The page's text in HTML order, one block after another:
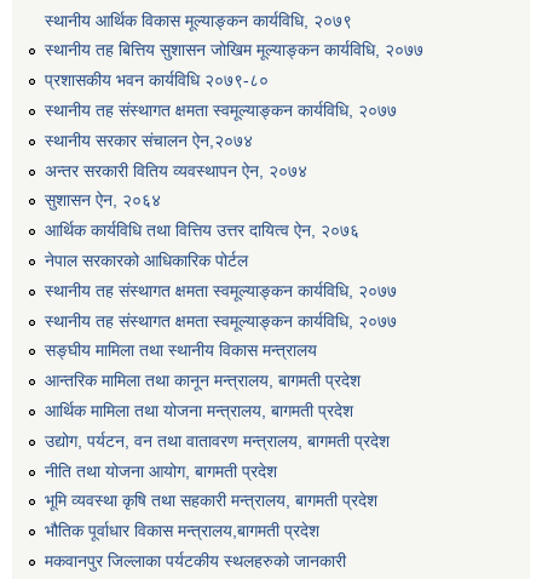
स्थानीय आर्थिक विकास मूल्याङ्कन कार्यविधि, २०७९
स्थानीय तह बित्तिय सुशासन जोखिम मूल्याङ्कन कार्यविधि, २०७७
प्रशासकीय भवन कार्यविधि २०७९-८०
स्थानीय तह संस्थागत क्षमता स्वमूल्याङ्कन कार्यविधि, २०७७
स्थानीय सरकार संचालन ऐन,२०७४
अन्तर सरकारी वितिय व्यवस्थापन ऐन, २०७४
सुशासन ऐन, २०६४
आर्थिक कार्यविधि तथा वित्तिय उत्तर दायित्व ऐन, २०७६
नेपाल सरकारको आधिकारिक पोर्टल
स्थानीय तह संस्थागत क्षमता स्वमूल्याङ्कन कार्यविधि, २०७७
स्थानीय तह संस्थागत क्षमता स्वमूल्याङ्कन कार्यविधि, २०७७
सङ्घीय मामिला तथा स्थानीय विकास मन्त्रालय
आन्तरिक मामिला तथा कानून मन्त्रालय, बागमती प्रदेश
आर्थिक मामिला तथा योजना मन्त्रालय, बागमती प्रदेश
उद्योग, पर्यटन, वन तथा वातावरण मन्त्रालय, बागमती प्रदेश
नीति तथा योजना आयोग, बागमती प्रदेश
भूमि व्यवस्था कृषि तथा सहकारी मन्त्रालय, बागमती प्रदेश
भौतिक पूर्वाधार विकास मन्त्रालय,बागमती प्रदेश
मकवानपुर जिल्लाका पर्यटकीय स्थलहरुको जानकारी